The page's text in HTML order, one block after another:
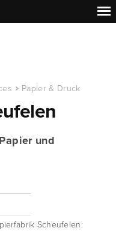
Papier & Druck
und
Scheufelen: